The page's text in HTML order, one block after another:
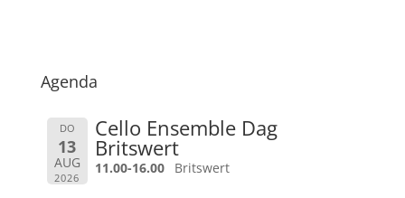
Agenda
DO
13
AUG
2026
Cello Ensemble Dag
Britswert
11.00-16.00 Britswert